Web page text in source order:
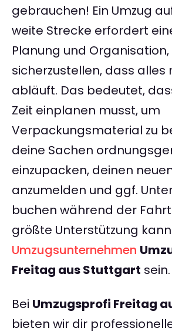
gebrauchen! Ein Umzug
weite Strecke erfordert
Planung und
sicherzustellen, dass alles
abläuft. Das bedeutet,
Zeit einplanen musst, um
Verpackungsmaterial zu
deine Sachen
einzupacken, deinen
anzumelden und ggf.
buchen während der
größte Unterstützung
Umzugsunternehmen
Freitag aus Stuttgart sein.
Bei Umzugsprofi Freitag
bieten wir dir